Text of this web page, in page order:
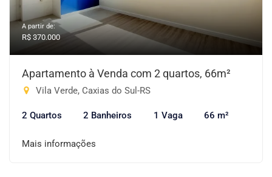
A partir de:
R$ 370.000
Apartamento à Venda com 2 quartos, 66m²
Vila Verde, Caxias do Sul-RS
2 Quartos 2 Banheiros 1 Vaga 66 m²
Mais informações